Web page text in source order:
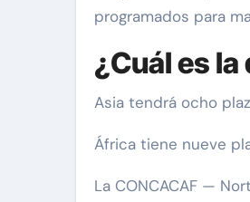
programados para
¿Cuál es
Asia tendrá ocho
África tiene nueve
La CONCACAF —